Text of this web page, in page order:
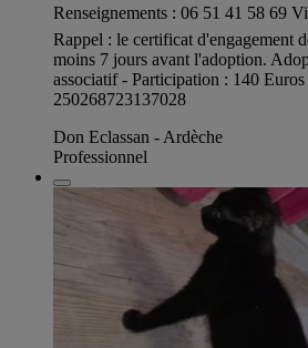
Renseignements : 06 51 41 58 69
Rappel : le certificat d'engagement
moins 7 jours avant l'adoption.
associatif - Participation : 140
250268723137028
Don Eclassan - Ardèche
Professionnel